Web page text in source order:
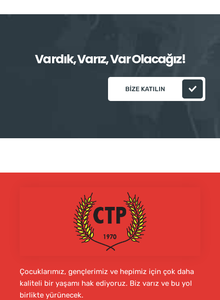
Vardık, Varız, Var Olacağız!
BIZE KATILIN
Çocuklarımız, gençlerimiz ve hepimiz için çok daha
kaliteli bir yaşamı hak ediyoruz. Biz varız ve bu yol
birlikte yürünecek.